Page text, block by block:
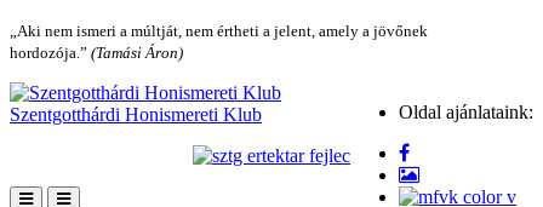
„Aki nem ismeri a múltját, nem értheti a jelent, amely a jövőnek
hordozója.” (Tamási Áron)
Oldal ajánlataink:
Szentgotthárdi Honismereti Klub